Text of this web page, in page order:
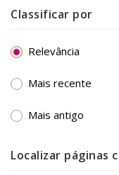
Classificar por
Relevância
Mais recente
Mais antigo
Localizar páginas